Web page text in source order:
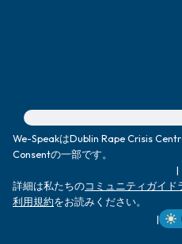
緊急の支援が必要な方は、
We-SpeakはDublin Rape Crisis
Consentの一部です。
|
詳細は私たちのコミュニティガイド
利用規約をお読みください。
|
最後に深呼吸をしま